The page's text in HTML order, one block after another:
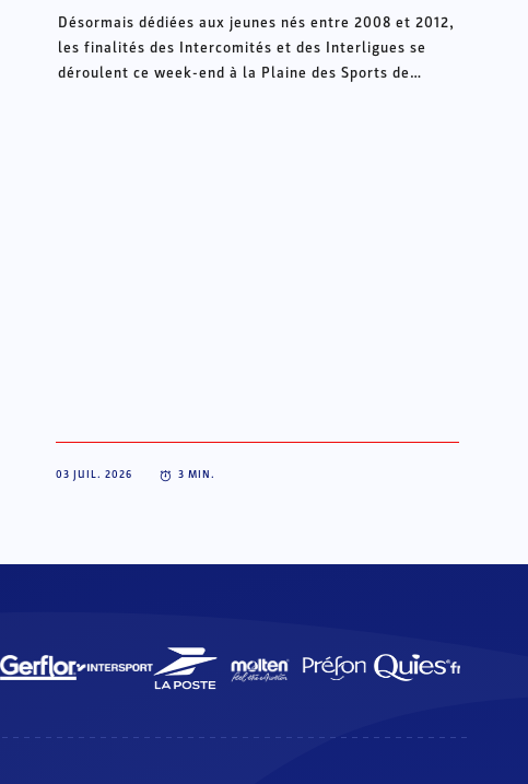
Désormais dédiées aux jeunes nés entre 2008 et 2012,
les finalités des Intercomités et des Interligues se
déroulent ce week-end à la Plaine des Sports de
03 JUIL. 2026 3 MIN.